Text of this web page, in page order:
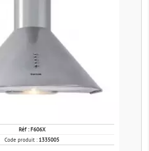
Réf : F606X
Code produit : 1335005